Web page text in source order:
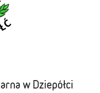
w Dziepółci